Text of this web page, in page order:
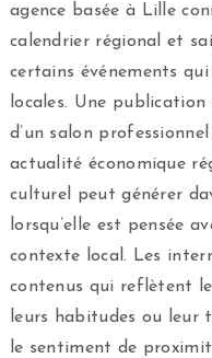
agence basée à Lille
calendrier régional et
certains événements
locales. Une
d’un salon
actualité économique
culturel peut générer
lorsqu’elle est pensée
contexte local. Les
contenus qui reflètent
leurs habitudes ou leur
le sentiment de